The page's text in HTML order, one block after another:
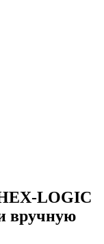
LOGIC
вручную